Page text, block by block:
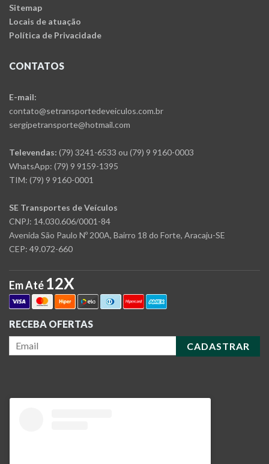
Sitemap
Locais de atuação
Política de Privacidade
CONTATOS
E-mail:
contato@setransportedeveiculos.com.br
sergipetransporte@hotmail.com
Televendas: (79) 3241-6533 ou (79) 9 9160-0003
WhatsApp: (79) 9 9159-1395
TIM: (79) 9 9160-0001
SE Transportes de Veículos
CNPJ: 14.030.606/0001-84
Avenida São Paulo Nº 200A, Bairro 18 do Forte, Aracaju-SE
CEP: 49.072-660
Em Até 12X
RECEBA OFERTAS
CADASTRAR